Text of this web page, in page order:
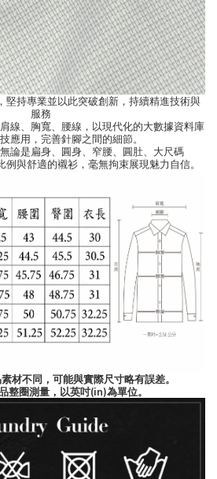
堅持專業並以此突破創新，持續精進技術與
服務
線、胸寬、腰線，以現代化的大數據資料庫
應用，完善針腳之間的細節。
論是扁身、圓身、窄腰、圓肚、大尺碼
與舒適的襯衫，毫無拘束展現魅力自信。
材不同，可能與實際尺寸略有誤差。
整圈測量，以英吋(in)為單位。